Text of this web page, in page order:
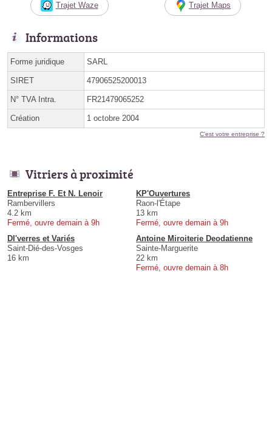
Trajet Waze Trajet Maps
Informations
Forme juridique SARL
SIRET 47906525200013
N° TVA Intra. FR21479065252
Création 1 octobre 2004
C'est votre entreprise ?
Vitriers à proximité
Entreprise F. Et N. Lenoir
Rambervillers
4.2 km
Fermé, ouvre demain à 9h
KP'Ouvertures
Raon-l'Étape
13 km
Fermé, ouvre demain à 9h
DI'verres et Variés
Saint-Dié-des-Vosges
16 km
Antoine Miroiterie Deodatienne
Sainte-Marguerite
22 km
Fermé, ouvre demain à 8h